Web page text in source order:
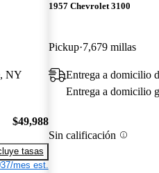
NY
$49,988
tasas
mes est.
1957 Chevrolet 3100
Pickup 7,679 millas
Entrega a domicilio
Entrega a domicilio
Sin calificación